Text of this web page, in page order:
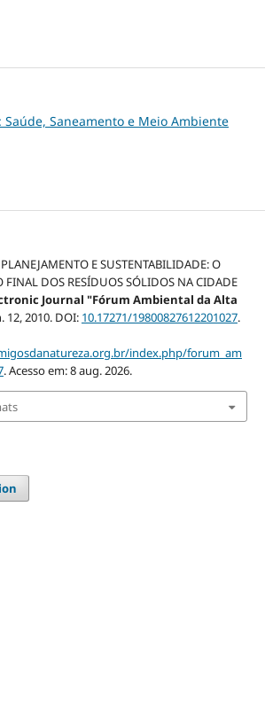
Saúde, Saneamento e Meio Ambiente
E SUSTENTABILIDADE: O
FINAL DOS RESÍDUOS SÓLIDOS NA CIDADE
Journal "Fórum Ambiental da Alta
12, 2010. DOI: 10.17271/19800827612201027.
index.php/forum_am
. Acesso em: 8 aug. 2026.